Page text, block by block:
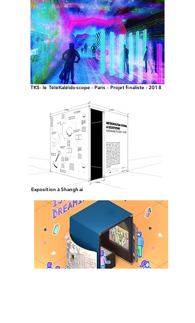
TKS- le TéléKaléïdoscope - Paris - Projet finaliste - 2018
Exposition à Shanghai